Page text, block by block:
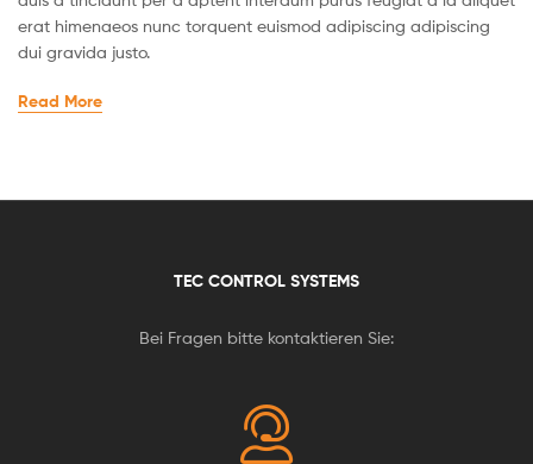
erat himenaeos nunc torquent euismod adipiscing adipiscing
dui gravida justo.
Read More
TEC CONTROL SYSTEMS
Bei Fragen bitte kontaktieren Sie: